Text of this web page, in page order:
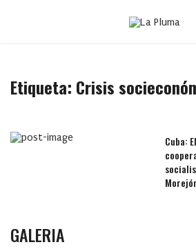
Etiqueta: Crisis
Cuba:
GALERIA